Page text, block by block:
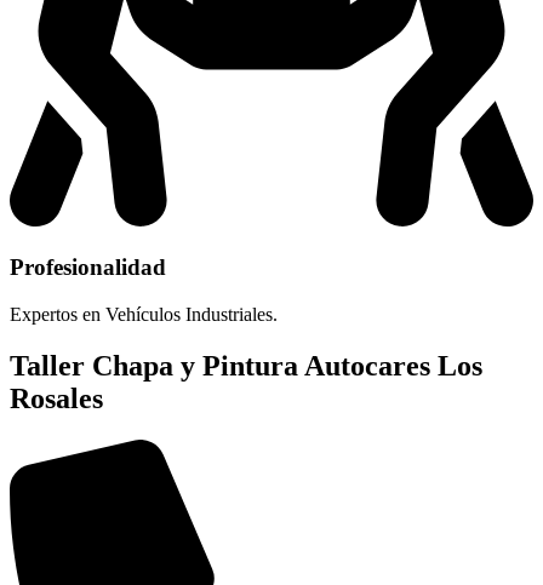
Profesionalidad
Expertos en Vehículos Industriales.
Taller Chapa y Pintura Autocares Los
Rosales